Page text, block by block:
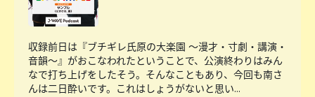
収録前日は『ブチギレ氏原の大楽園 〜漫才・寸劇・講演・
音韻〜』がおこなわれたということで、公演終わりはみん
なで打ち上げをしたそう。そんなこともあり、今回も南さ
んは二日酔いです。これはしょうがないと思い...